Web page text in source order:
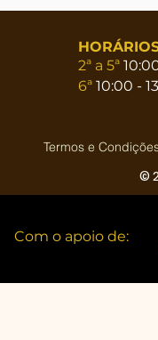
2ª a 5ª
6ª 10:00 -
Termos e
©
Com o apoio de: